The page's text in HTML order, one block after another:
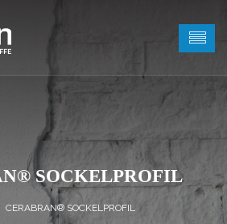
SOCKELPROFIL
CERABRAN® SOCKELPROFIL